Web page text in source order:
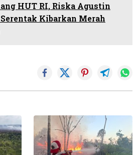
HUT RI, Riska Agustin
Kibarkan Merah